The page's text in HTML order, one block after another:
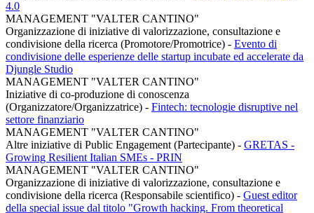
4.0
MANAGEMENT "VALTER CANTINO"
Organizzazione di iniziative di valorizzazione, consultazione e
condivisione della ricerca (Promotore/Promotrice) - Evento di
condivisione delle esperienze delle startup incubate ed accelerate da
Djungle Studio
MANAGEMENT "VALTER CANTINO"
Iniziative di co-produzione di conoscenza
(Organizzatore/Organizzatrice) - Fintech: tecnologie disruptive nel
settore finanziario
MANAGEMENT "VALTER CANTINO"
Altre iniziative di Public Engagement (Partecipante) - GRETAS -
Growing Resilient Italian SMEs - PRIN
MANAGEMENT "VALTER CANTINO"
Organizzazione di iniziative di valorizzazione, consultazione e
condivisione della ricerca (Responsabile scientifico) - Guest editor
della special issue dal titolo "Growth hacking. From theoretical